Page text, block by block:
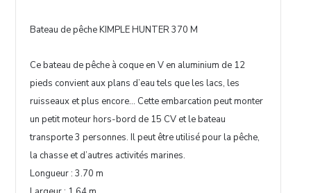
Bateau de pêche KIMPLE HUNTER 370 M
Ce bateau de pêche à coque en V en aluminium de 12
pieds convient aux plans d’eau tels que les lacs, les
ruisseaux et plus encore… Cette embarcation peut monter
un petit moteur hors-bord de 15 CV et le bateau
transporte 3 personnes. Il peut être utilisé pour la pêche,
la chasse et d’autres activités marines.
Longueur : 3.70 m